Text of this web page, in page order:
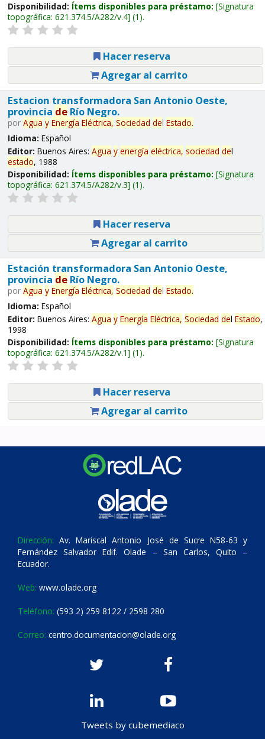
Disponibilidad: Ítems disponibles para préstamo: Signatura
topográfica: 621.374.5/A282/v.4 (1).
Hacer reserva
Agregar al carrito
Estacion transformadora San Antonio Oeste,
provincia deRío Negro.
por Agua y Energía Eléctrica, Sociedad del Estado.
Idioma: Español
Editor: Buenos Aires: Agua y energía eléctrica, sociedad del
estado, 1988
Disponibilidad: Ítems disponibles para préstamo: Signatura
topográfica: 621.374.5/A282/v.3 (1).
Hacer reserva
Agregar al carrito
Estación transformadora San Antonio Oeste,
provincia deRío Negro.
por Agua y Energía Eléctrica, Sociedad del Estado.
Idioma: Español
Editor: Buenos Aires: Agua y Energía Eléctrica, Sociedad del Estado,
1998
Disponibilidad: Ítems disponibles para préstamo: Signatura
topográfica: 621.374.5/A282/v.1 (1).
Hacer reserva
Agregar al carrito
Dirección: Av. Mariscal Antonio José de Sucre N58-63 y
Fernández Salvador Edif. Olade – San Carlos, Quito –
Ecuador.
Web: www.olade.org
Teléfono: (593 2) 259 8122 / 2598 280
Correo: centro.documentacion@olade.org
Tweets by cubemediaco